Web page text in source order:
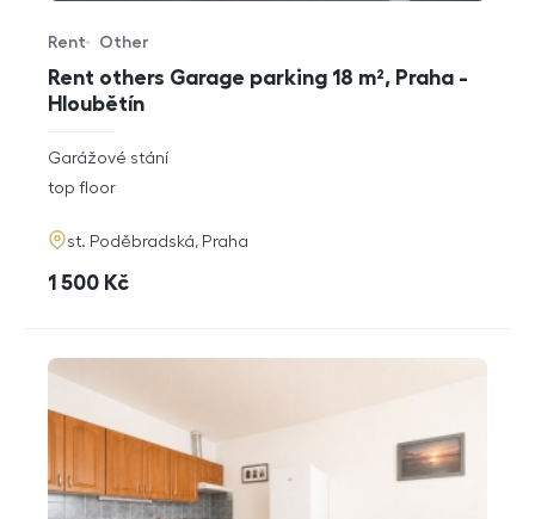
Rent others Garage parking 18 m², Praha -
Hloubětín
Offer type
Rent
Property type
Other
rozměry
disposition
Garážové stání
funkce
top floor
adresa
st. Poděbradská, Praha
cena
1 500 Kč